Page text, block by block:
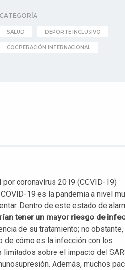
CATEGORÍA
SALUD DEPORTE INCLUSIVO
COOPERACIÓN INTERNACIONAL
coronavirus 2019 (COVID-19)
19 es la pandemia a nivel
Dentro de este estado de
tener un mayor riesgo de
de su tratamiento; no obstante,
de cómo es la infección con los
sobre el impacto del
Además, muchos